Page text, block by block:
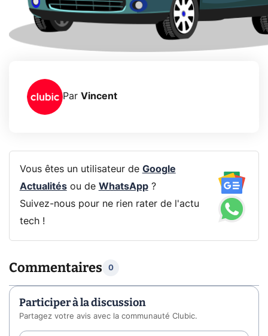
Par Vincent
Vous êtes un utilisateur de Google
Actualitésou de WhatsApp?
Suivez-nous pour ne rien rater de l'actu
tech !
Commentaires 0
Participer à la discussion
Partagez votre avis avec la communauté Clubic.